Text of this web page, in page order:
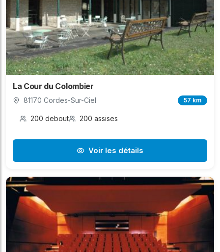
La Cour du Colombier
81170 Cordes-Sur-Ciel 57 km
200 debout 200 assises
Voir les détails